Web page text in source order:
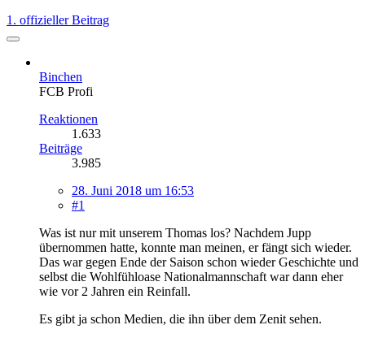
1. offizieller Beitrag
Binchen
FCB Profi
Reaktionen
1.633
Beiträge
3.985
28. Juni 2018 um 16:53
#1
Was ist nur mit unserem Thomas los? Nachdem Jupp
übernommen hatte, konnte man meinen, er fängt sich wieder.
Das war gegen Ende der Saison schon wieder Geschichte und
selbst die Wohlfühloase Nationalmannschaft war dann eher
wie vor 2 Jahren ein Reinfall.
Es gibt ja schon Medien, die ihn über dem Zenit sehen.